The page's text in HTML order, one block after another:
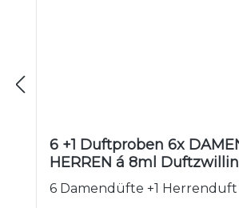
6 +1 Duftproben 6x
HERREN á 8ml
Parfum Probepaket
Taschenzerstäuber
6 Damendüfte +1 Herrenduft